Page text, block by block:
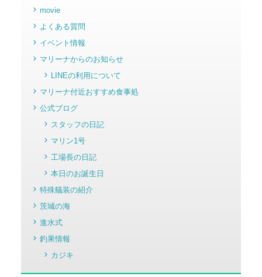
movie
よくある質問
イベント情報
マリーナからのお知らせ
LINEの利用について
マリーナ付近おすすめ食事処
公式ブログ
スタッフの日記
マリン1号
工場長の日記
本日のお誕生日
特殊艤装の紹介
茨城の海
進水式
釣果情報
カジキ